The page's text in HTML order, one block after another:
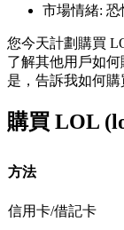
多種以
市場情緒: 恐
您今天計劃購買
了解其他用戶如何
是，告訴我如何
購買 LOL
方法
信用卡/借記卡